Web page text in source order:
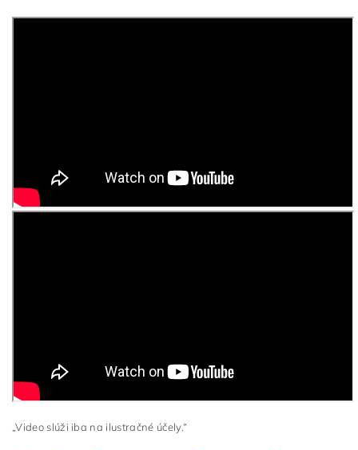
„Video slúži iba na ilustračné účely.“